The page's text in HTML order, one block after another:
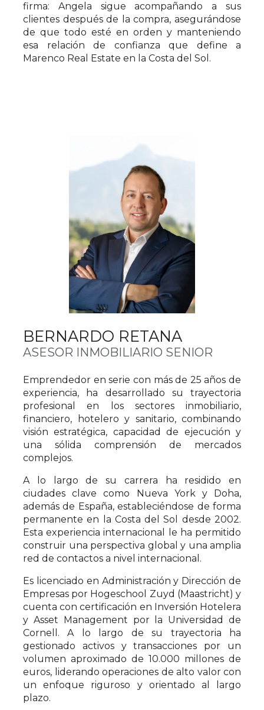
firma: Angela sigue acompañando a sus
clientes después de la compra, asegurándose
de que todo esté en orden y manteniendo
esa relación de confianza que define a
Marenco Real Estate en la Costa del Sol.
BERNARDO RETANA
ASESOR INMOBILIARIO SENIOR
Emprendedor en serie con más de 25 años de
experiencia, ha desarrollado su trayectoria
profesional en los sectores inmobiliario,
financiero, hotelero y sanitario, combinando
visión estratégica, capacidad de ejecución y
una sólida comprensión de mercados
complejos.
A lo largo de su carrera ha residido en
ciudades clave como Nueva York y Doha,
además de España, estableciéndose de forma
permanente en la Costa del Sol desde 2002.
Esta experiencia internacional le ha permitido
construir una perspectiva global y una amplia
red de contactos a nivel internacional.
Es licenciado en Administración y Dirección de
Empresas por Hogeschool Zuyd (Maastricht) y
cuenta con certificación en Inversión Hotelera
y Asset Management por la Universidad de
Cornell. A lo largo de su trayectoria ha
gestionado activos y transacciones por un
volumen aproximado de 10.000 millones de
euros, liderando operaciones de alto valor con
un enfoque riguroso y orientado al largo
plazo.